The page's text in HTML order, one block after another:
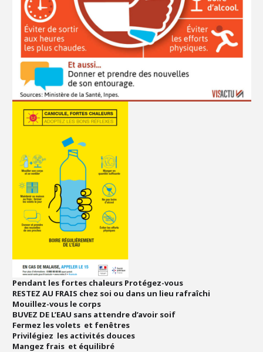
Pendant les fortes chaleurs Protégez-vous
RESTEZ AU FRAIS chez soi ou dans un lieu rafraîchi
Mouillez-vous le corps
BUVEZ DE L’EAU sans attendre d’avoir soif
Fermez les volets et fenêtres
Privilégiez les activités douces
Mangez frais et équilibré